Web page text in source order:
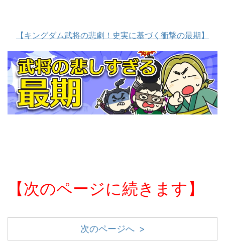
【キングダム武将の悲劇！史実に基づく衝撃の最期】
【次のページに続きます】
次のページへ >